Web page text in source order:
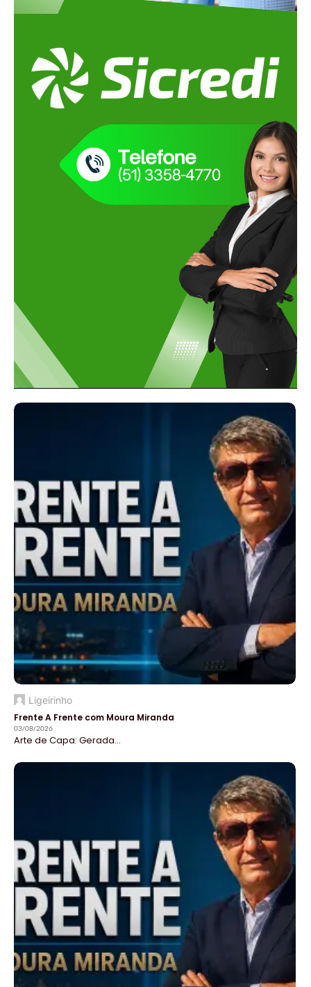
Ligeirinho
Frente A Frente com Moura Miranda
03/08/2026
Arte de Capa: Gerada...